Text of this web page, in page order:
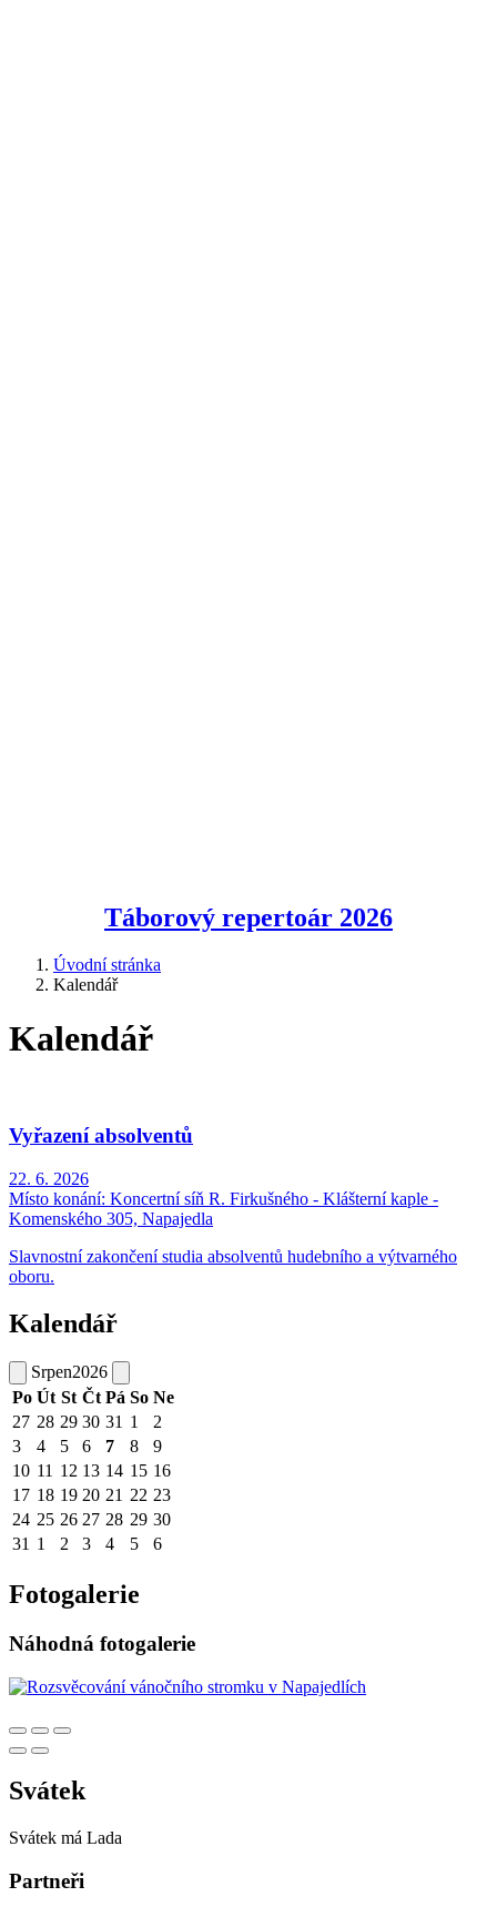
Táborový repertoár 2026
Úvodní stránka
Kalendář
Kalendář
Vyřazení absolventů
22. 6. 2026
Místo konání: Koncertní síň R. Firkušného - Klášterní kaple -
Komenského 305, Napajedla
Slavnostní zakončení studia absolventů hudebního a výtvarného
oboru.
Kalendář
Srpen2026
Po Út St Čt Pá So Ne
27 28 29 30 31 1
2
3
4 5 6 7 8
9
10 11 12 13 14 15 16
17 18 19 20 21 22 23
24 25 26 27 28 29 30
31 1 2 3 4 5 6
Fotogalerie
Náhodná fotogalerie
Svátek
Svátek má Lada
Partneři